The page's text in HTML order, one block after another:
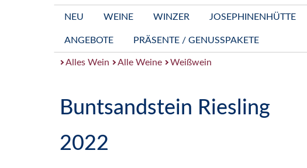
NEU WEINE WINZER JOSEPHINENHÜTTE
ANGEBOTE PRÄSENTE / GENUSSPAKETE
Alles Wein Alle Weine Weißwein
Buntsandstein Riesling
2022